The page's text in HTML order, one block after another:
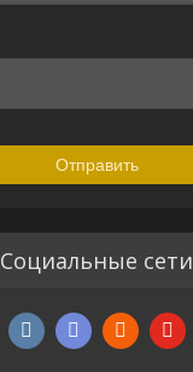
Социальные сети